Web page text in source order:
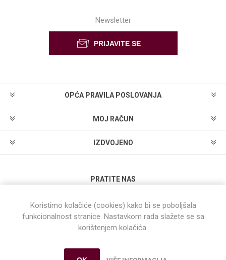
Newsletter
OPĆA PRAVILA POSLOVANJA
MOJ RAČUN
IZDVOJENO
PRATITE NAS
Powered by
Koristimo kolačiće (cookies) kako bi se poboljšala
funkcionalnost stranice. Nastavkom rada slažete se sa
korištenjem kolačića.